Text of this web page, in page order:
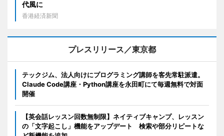
代風に
香港経済新聞
プレスリリース／東京都
テックジム、法人向けにプログラミング講師を客先常駐派遣。
Claude Code講座・Python講座を永田町にて毎週無料で対面
開催
【英会話レッスン回数無制限】ネイティブキャンプ、レッスン
の「文字起こし」機能をアップデート 検索や部分リピートな